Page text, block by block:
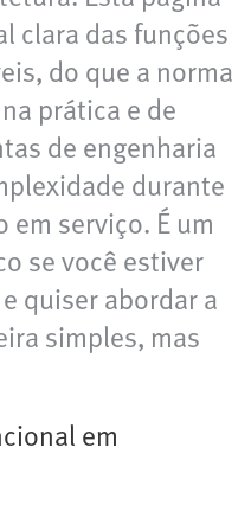
clara das funções
do que a norma
prática e de
de engenharia
durante
serviço. É um
se você estiver
quiser abordar a
simples, mas
em